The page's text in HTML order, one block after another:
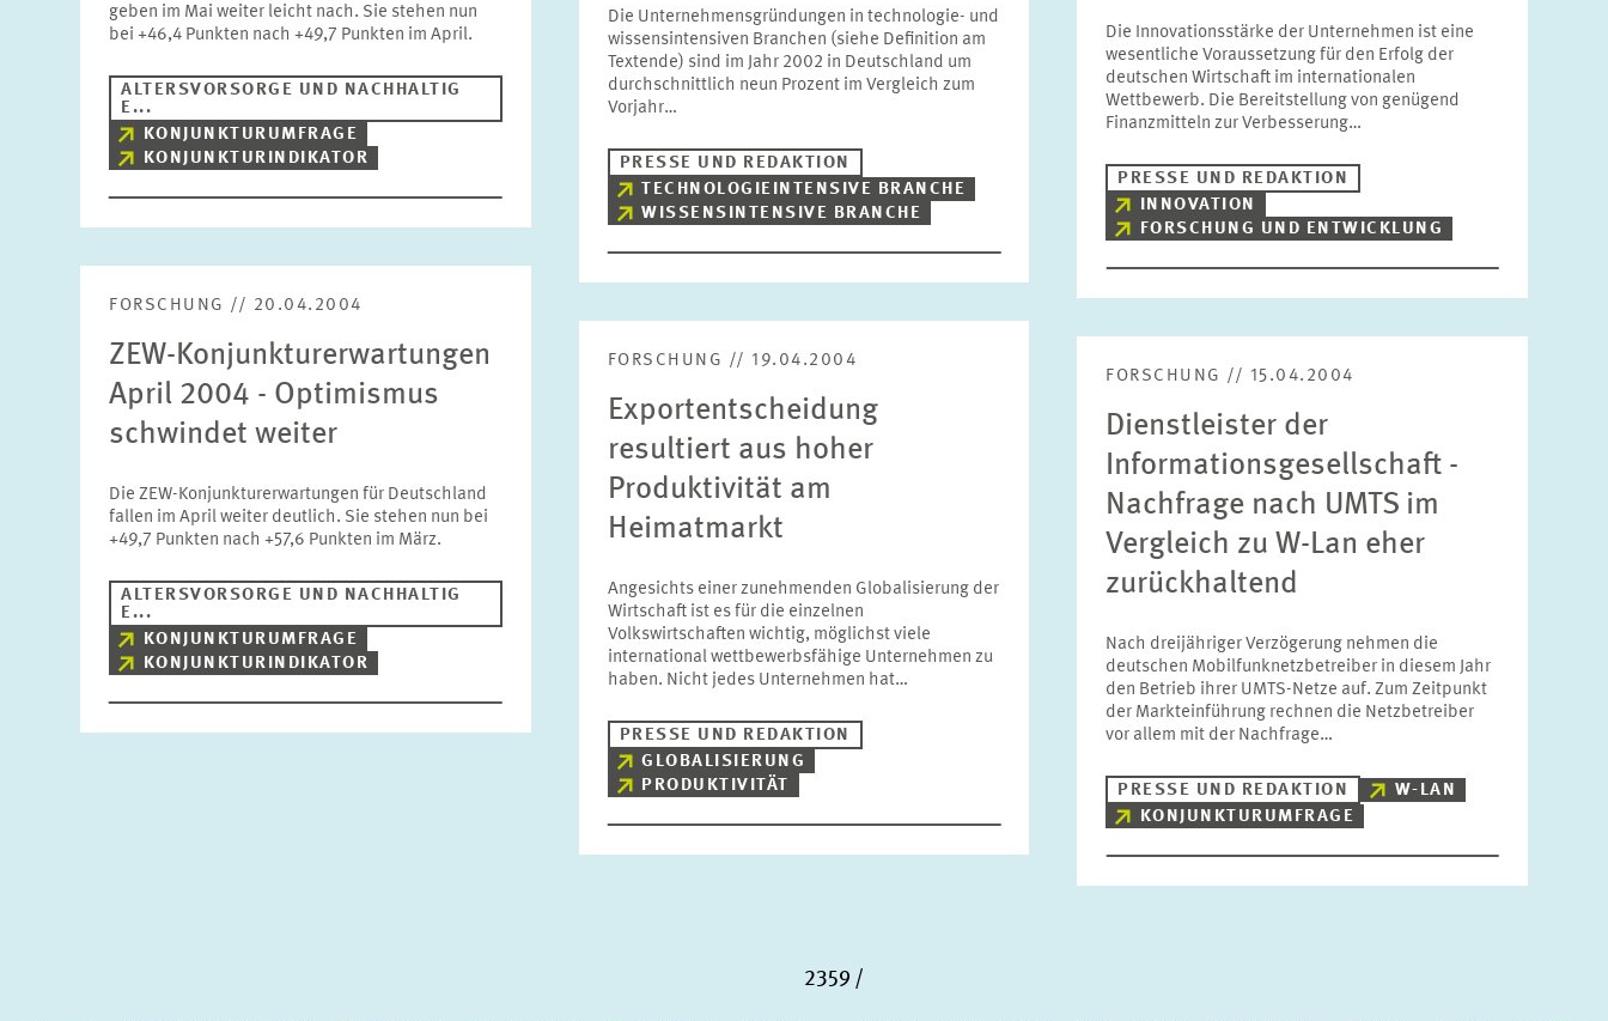
geben im Mai weiter leicht nach. Sie stehen nun
bei +46,4 Punkten nach +49,7 Punkten im April.
ALTERSVORSORGE UND NACHHALTIG
E...
KONJUNKTURUMFRAGE
KONJUNKTURINDIKATOR
Die Unternehmensgründungen in technologie- und
wissensintensiven Branchen (siehe Definition am
Textende) sind im Jahr 2002 in Deutschland um
durchschnittlich neun Prozent im Vergleich zum
Vorjahr…
PRESSE UND REDAKTION
TECHNOLOGIEINTENSIVE BRANCHE
WISSENSINTENSIVE BRANCHE
Die Innovationsstärke der Unternehmen ist eine
wesentliche Voraussetzung für den Erfolg der
deutschen Wirtschaft im internationalen
Wettbewerb. Die Bereitstellung von genügend
Finanzmitteln zur Verbesserung…
PRESSE UND REDAKTION
INNOVATION
FORSCHUNG UND ENTWICKLUNG
FORSCHUNG // 20.04.2004
ZEW-Konjunkturerwartungen
April 2004 - Optimismus
schwindet weiter
Die ZEW-Konjunkturerwartungen für Deutschland
fallen im April weiter deutlich. Sie stehen nun bei
+49,7 Punkten nach +57,6 Punkten im März.
ALTERSVORSORGE UND NACHHALTIG
E...
KONJUNKTURUMFRAGE
KONJUNKTURINDIKATOR
FORSCHUNG // 19.04.2004
Exportentscheidung
resultiert aus hoher
Produktivität am
Heimatmarkt
Angesichts einer zunehmenden Globalisierung der
Wirtschaft ist es für die einzelnen
Volkswirtschaften wichtig, möglichst viele
international wettbewerbsfähige Unternehmen zu
haben. Nicht jedes Unternehmen hat…
PRESSE UND REDAKTION
GLOBALISIERUNG
PRODUKTIVITÄT
FORSCHUNG // 15.04.2004
Dienstleister der
Informationsgesellschaft -
Nachfrage nach UMTS im
Vergleich zu W-Lan eher
zurückhaltend
Nach dreijähriger Verzögerung nehmen die
deutschen Mobilfunknetzbetreiber in diesem Jahr
den Betrieb ihrer UMTS-Netze auf. Zum Zeitpunkt
der Markteinführung rechnen die Netzbetreiber
vor allem mit der Nachfrage…
PRESSE UND REDAKTION
W-LAN
KONJUNKTURUMFRAGE
2359